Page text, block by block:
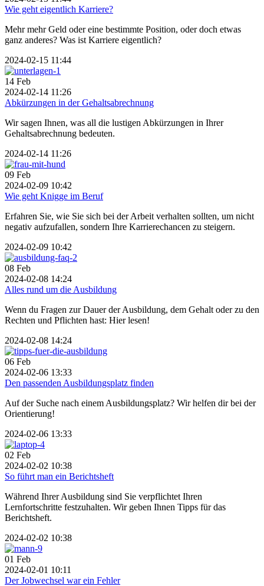
Wie geht eigentlich Karriere?
Mehr mehr Geld oder eine bestimmte Position, oder doch etwas
ganz anderes? Was ist Karriere eigentlich?
2024-02-15 11:44
14 Feb
2024-02-14 11:26
Abkürzungen in der Gehaltsabrechnung
Wir sagen Ihnen, was all die lustigen Abkürzungen in Ihrer
Gehaltsabrechnung bedeuten.
2024-02-14 11:26
09 Feb
2024-02-09 10:42
Wie geht Knigge im Beruf
Erfahren Sie, wie Sie sich bei der Arbeit verhalten sollten, um nicht
negativ aufzufallen, sondern Ihre Karrierechancen zu steigern.
2024-02-09 10:42
08 Feb
2024-02-08 14:24
Alles rund um die Ausbildung
Wenn du Fragen zur Dauer der Ausbildung, dem Gehalt oder zu den
Rechten und Pflichten hast: Hier lesen!
2024-02-08 14:24
06 Feb
2024-02-06 13:33
Den passenden Ausbildungsplatz finden
Auf der Suche nach einem Ausbildungsplatz? Wir helfen dir bei der
Orientierung!
2024-02-06 13:33
02 Feb
2024-02-02 10:38
So führt man ein Berichtsheft
Während Ihrer Ausbildung sind Sie verpflichtet Ihren
Lernfortschritte festzuhalten. Wir geben Ihnen Tipps für das
Berichtsheft.
2024-02-02 10:38
01 Feb
2024-02-01 10:11
Der Jobwechsel war ein Fehler